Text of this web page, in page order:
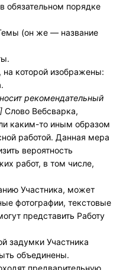
обязательном порядке
(он же — название
на которой изображены:
рекомендательный
Слово Вебсварка,
каким-то иным образом
работой. Данная мера
вероятность
работ, в том числе,
Участника, может
фотографии, текстовые
представить Работу
задумки Участника
объединены.
предварительную